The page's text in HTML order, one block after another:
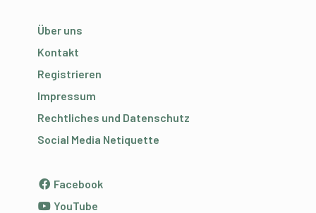
Über uns
Kontakt
Registrieren
Impressum
Rechtliches und Datenschutz
Social Media Netiquette
Facebook
YouTube